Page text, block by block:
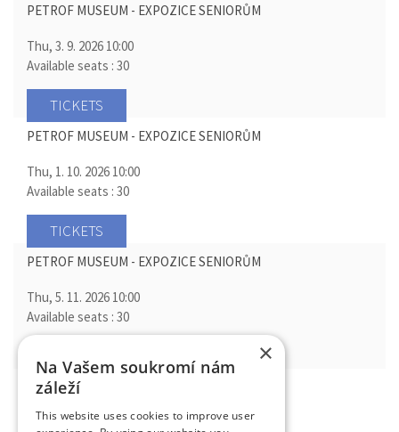
PETROF MUSEUM - EXPOZICE SENIORŮM
Thu, 3. 9. 2026 10:00
Available seats : 30
TICKETS
PETROF MUSEUM - EXPOZICE SENIORŮM
Thu, 1. 10. 2026 10:00
Available seats : 30
TICKETS
PETROF MUSEUM - EXPOZICE SENIORŮM
Thu, 5. 11. 2026 10:00
Available seats : 30
TICKETS
PETROF MUSEUM - EXPOZICE SENIORŮM
Thu, 3. 12. 202610:00
×
Na Vašem soukromí nám
záleží
This website uses cookies to improve user